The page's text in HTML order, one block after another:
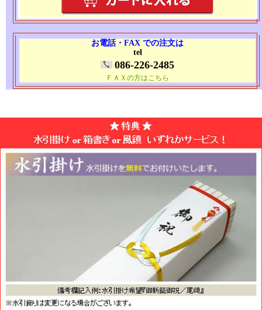
お電話・FAX での注文は
tel
086-226-2485
ＦＡＸの方はこちら